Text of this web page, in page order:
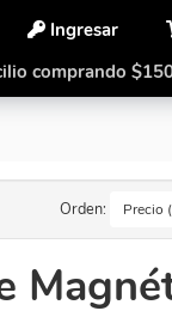
Ingresar
comprando
Orden: Precio